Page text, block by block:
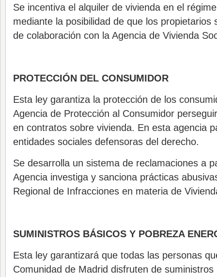
Se incentiva el alquiler de vivienda en el
mediante la posibilidad de que los propietarios
de colaboración con la Agencia de Vivienda
PROTECCIÓN DEL CONSUMIDOR
Esta ley garantiza la protección de los
Agencia de Protección al Consumidor
en contratos sobre vivienda. En esta agencia
entidades sociales defensoras del derecho.
Se desarrolla un sistema de reclamaciones a
Agencia investiga y sanciona prácticas
Regional de Infracciones en materia de
SUMINISTROS BÁSICOS Y POBREZA
Esta ley garantizará que todas las personas
Comunidad de Madrid disfruten de